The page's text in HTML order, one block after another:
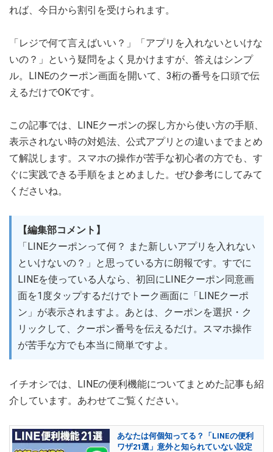
れば、今日から割引を受けられます。
「レジで何て言えばいい？」「アプリを入れないといけな
いの？」という疑問をよく見かけますが、答えはシンプ
ル。LINEのクーポン画面を開いて、3桁の番号を口頭で伝
えるだけでOKです。
この記事では、LINEクーポンの探し方から使い方の手順、
表示されない時の対処法、公式アプリとの違いまでまとめ
て解説します。スマホの操作が苦手な初心者の方でも、す
ぐに実践できる手順をまとめました。ぜひ参考にしてみて
くださいね。
【編集部コメント】
「LINEクーポンって何？ また新しいアプリを入れない
といけないの？」 と思っている方に朗報です。すでに
LINEを使っている人なら、初回にLINEクーポン同意画
面を1度タップするだけでトーク画面に「LINEクーポ
ン」が表示されますよ。あとは、クーポンを選択・ク
リックして、クーポン番号を伝えるだけ。スマホ操作
が苦手な方でも本当に簡単ですよ。
イチオシでは、LINEの便利機能についてまとめた記事も紹
介しています。あわせてご覧ください。
あなたは何個知ってる？「LINEの便利
ワザ21選」意外と知られていない設定